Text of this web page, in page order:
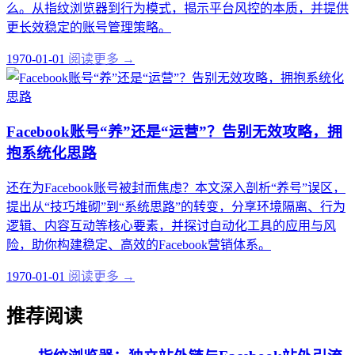
么。从指纹浏览器到行为模式，揭示平台风控的本质，并提供
更长效稳定的账号管理策略。
1970-01-01 阅读更多 →
Facebook账号“养”还是“运营”？告别无效攻略，拥
抱系统化思路
还在为Facebook账号被封而焦虑？本文深入剖析“养号”误区，
提出从“技巧堆砌”到“系统思路”的转变，分享环境隔离、行为
逻辑、内容互动等核心要素，并探讨自动化工具的应用与风
险，助你构建稳定、高效的Facebook营销体系。
1970-01-01 阅读更多 →
推荐阅读